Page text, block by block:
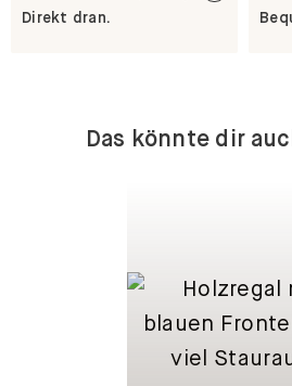
Direkt dran.
Das könnte dir